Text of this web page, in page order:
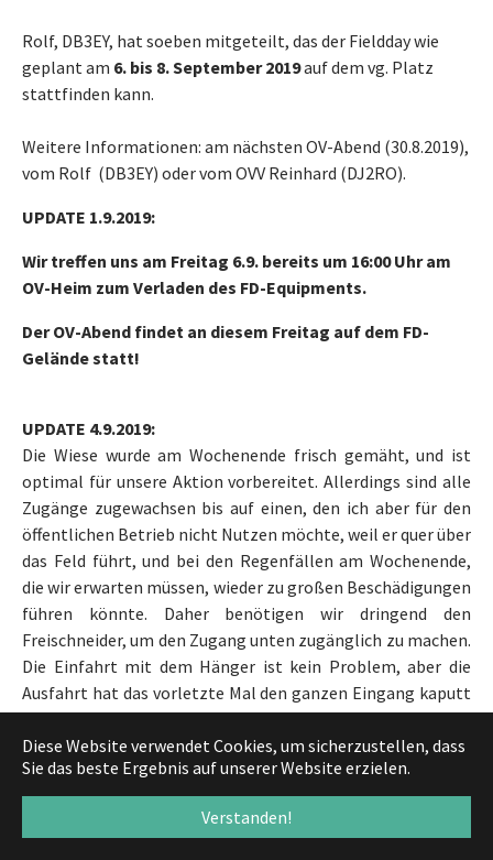
Diese Website verwendet Cookies, um sicherzustellen, dass
Sie das beste Ergebnis auf unserer Website erzielen.
Verstanden!
Rolf, DB3EY, hat soeben mitgeteilt, das der Fieldday wie
geplant am 6. bis 8. September 2019auf dem vg. Platz
stattfinden kann.
Weitere Informationen: am nächsten OV-Abend (30.8.2019),
vom Rolf (DB3EY) oder vom OVV Reinhard (DJ2RO).
UPDATE 1.9.2019:
Wir treffen uns am Freitag 6.9. bereits um 16:00 Uhr am
OV-Heim zum Verladen des FD-Equipments.
Der OV-Abend findet an diesem Freitag auf dem FD-
Gelände statt!
UPDATE 4.9.2019:
Die Wiese wurde am Wochenende frisch gemäht, und ist
optimal für unsere Aktion vorbereitet. Allerdings sind alle
Zugänge zugewachsen bis auf einen, den ich aber für den
öffentlichen Betrieb nicht Nutzen möchte, weil er quer über
das Feld führt, und bei den Regenfällen am Wochenende,
die wir erwarten müssen, wieder zu großen Beschädigungen
führen könnte. Daher benötigen wir dringend den
Freischneider, um den Zugang unten zugänglich zu machen.
Die Einfahrt mit dem Hänger ist kein Problem, aber die
Ausfahrt hat das vorletzte Mal den ganzen Eingang kaputt
gemacht. Dafür habe ich diesmal eine andere Lösung, wenn
das Gelände aufgeweicht sein sollte. Den Hänger hole ich
heute Nachmittag bei Daniel ab. Der Moppel ist mit
frischem Öl befüllt und getestet. Wir werden aller
Voraussicht nach um 17:30 am Platz sein. Oben ist das Tor